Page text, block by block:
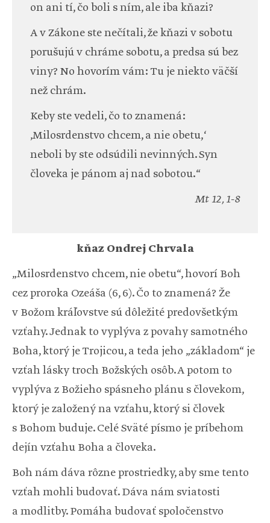
on ani tí, čo boli s ním, ale iba kňazi?
A v Zákone ste nečítali, že kňazi v sobotu
porušujú v chráme sobotu, a predsa sú bez
viny? No hovorím vám: Tu je niekto väčší
než chrám.
Keby ste vedeli, čo to znamená:
‚Milosrdenstvo chcem, a nie obetu,‘
neboli by ste odsúdili nevinných. Syn
človeka je pánom aj nad sobotou.“
Mt 12, 1-8
kňaz Ondrej Chrvala
„Milosrdenstvo chcem, nie obetu“, hovorí Boh
cez proroka Ozeáša (6, 6). Čo to znamená? Že
v Božom kráľovstve sú dôležité predovšetkým
vzťahy. Jednak to vyplýva z povahy samotného
Boha, ktorý je Trojicou, a teda jeho „základom“ je
vzťah lásky troch Božských osôb. A potom to
vyplýva z Božieho spásneho plánu s človekom,
ktorý je založený na vzťahu, ktorý si človek
s Bohom buduje. Celé Sväté písmo je príbehom
dejín vzťahu Boha a človeka.
Boh nám dáva rôzne prostriedky, aby sme tento
vzťah mohli budovať. Dáva nám sviatosti
a modlitby. Pomáha budovať spoločenstvo